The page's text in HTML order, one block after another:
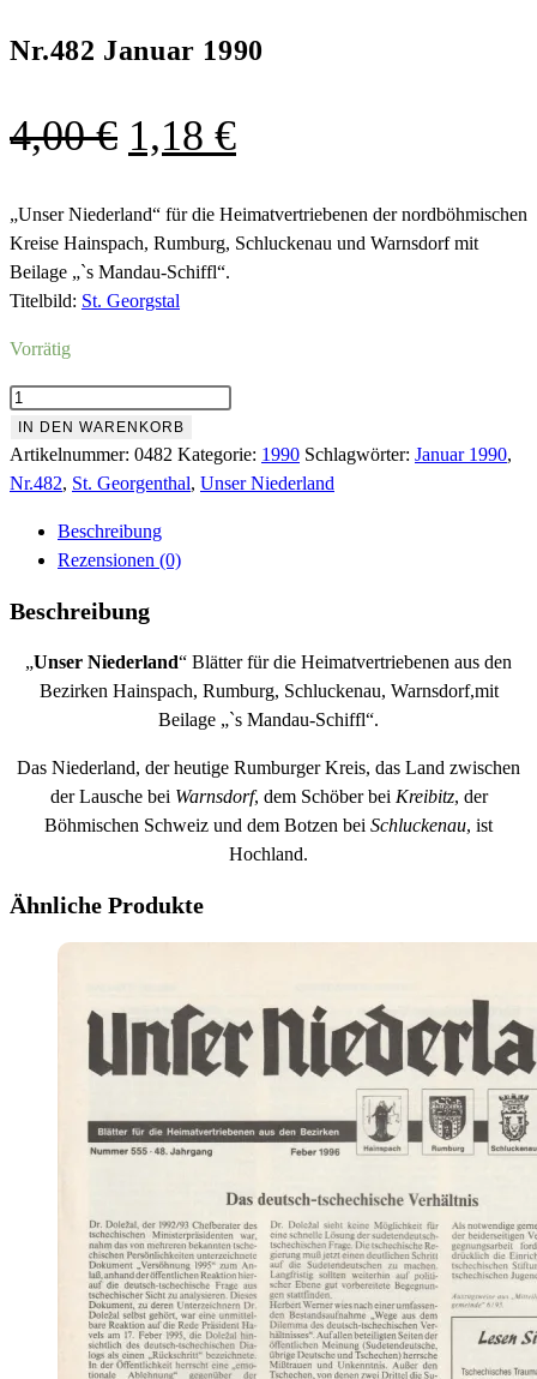
Nr.482 Januar 1990
4,00€ Ursprünglicher
war:
4,00 €
1,18 €Aktueller
ist:
1,18 €.
„Unser Niederland“ für die Heimatvertriebenen der nordböhmischen
Kreise Hainspach, Rumburg, Schluckenau und Warnsdorf mit
Beilage „`s Mandau-Schiffl“.
Titelbild: St. Georgstal
Vorrätig
Nr.482
Januar
1990
Menge
IN DEN WARENKORB
Artikelnummer: 0482 Kategorie: 1990 Schlagwörter: Januar 1990,
Nr.482, St. Georgenthal, Unser Niederland
Beschreibung
Rezensionen (0)
Beschreibung
„Unser Niederland“ Blätter für die Heimatvertriebenen aus den
Bezirken Hainspach, Rumburg, Schluckenau, Warnsdorf,mit
Beilage „`s Mandau-Schiffl“.
Das Niederland, der heutige Rumburger Kreis, das Land zwischen
der Lausche bei Warnsdorf, dem Schöber bei Kreibitz, der
Böhmischen Schweiz und dem Botzen bei Schluckenau, ist
Hochland.
Ähnliche Produkte